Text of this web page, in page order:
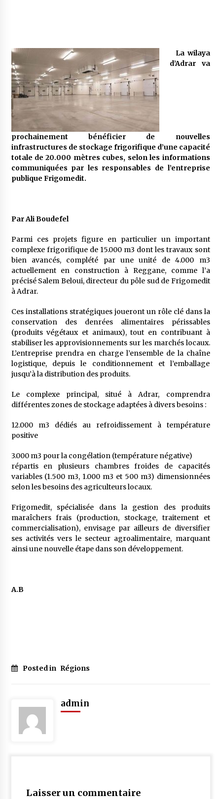
Quand on va vite
5 ans ago
« Père, tiens-moi, je vais tomber ! »
Le bouc de l’Au-delà
5 ans ago
algérien)
Rencontre nocturne dans le désert (Un conte
touareg)
5 ans ago
5 ans ago
Tradition orale/ D’où viennent les contes et à
5 ans ago
La wilaya
d’Adrar va
prochainement bénéficier de nouvelles
infrastructures de stockage frigorifique d’une capacité
totale de 20.000 mètres cubes, selon les informations
communiquées par les responsables de l’entreprise
publique Frigomedit.
Par Ali Boudefel
Parmi ces projets figure en particulier un important
complexe frigorifique de 15.000 m3 dont les travaux sont
bien avancés, complété par une unité de 4.000 m3
actuellement en construction à Reggane, comme l’a
précisé Salem Beloui, directeur du pôle sud de Frigomedit
à Adrar.
Ces installations stratégiques joueront un rôle clé dans la
conservation des denrées alimentaires périssables
(produits végétaux et animaux), tout en contribuant à
stabiliser les approvisionnements sur les marchés locaux.
L’entreprise prendra en charge l’ensemble de la chaîne
logistique, depuis le conditionnement et l’emballage
jusqu’à la distribution des produits.
Le complexe principal, situé à Adrar, comprendra
différentes zones de stockage adaptées à divers besoins :
12.000 m3 dédiés au refroidissement à température
positive
3.000 m3 pour la congélation (température négative)
répartis en plusieurs chambres froides de capacités
variables (1.500 m3, 1.000 m3 et 500 m3) dimensionnées
selon les besoins des agriculteurs locaux.
Frigomedit, spécialisée dans la gestion des produits
maraîchers frais (production, stockage, traitement et
commercialisation), envisage par ailleurs de diversifier
ses activités vers le secteur agroalimentaire, marquant
ainsi une nouvelle étape dans son développement.
A.B
Posted in Régions
admin
Laisser un commentaire